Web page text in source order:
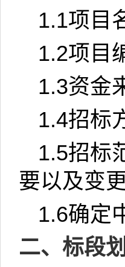
1.1项目
1.2项目
1.3资金
1.4招标
1.5招标
要以及变
1.6确定
二、标段